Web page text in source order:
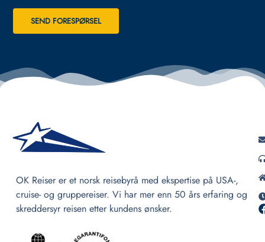
SEND FORESPØRSEL
OK Reiser er et norsk reisebyrå med ekspertise på USA-,
cruise- og gruppereiser. Vi har mer enn 50 års erfaring og
skreddersyr reisen etter kundens ønsker.